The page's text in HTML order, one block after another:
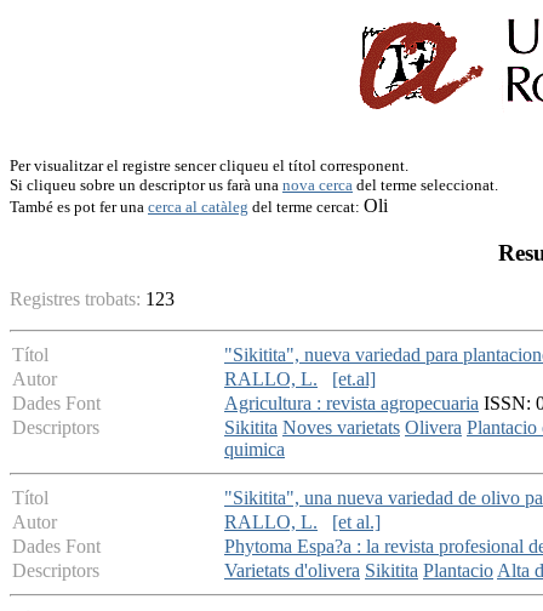
Per visualitzar el registre sencer cliqueu el títol corresponent.
Si cliqueu sobre un descriptor us farà una nova cerca del terme seleccionat.
També es pot fer una cerca al catàleg del terme cercat: Oli
Registres trobats: 123
Títol
"Sikitita", nueva variedad para
Autor
RALLO, L.
[et.al]
Dades Font
Agricultura : revista agropecuaria ISSN:
Descriptors
Sikitita Noves varietats Olivera Plantacio
quimica
Títol
"Sikitita", una nueva variedad de olivo
Autor
RALLO, L.
[et al.]
Dades Font
Phytoma Espa?a : la revista profesional
Descriptors
Varietats d'olivera Sikitita PlantacioAlta